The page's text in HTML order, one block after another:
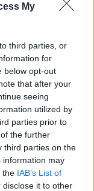
My
third parties, or
for
below opt-out
that after your
seeing
utilized by
parties prior to
the further
third parties on the
information may
the IAB’s List of
it to other
Facebook!
Goo
News